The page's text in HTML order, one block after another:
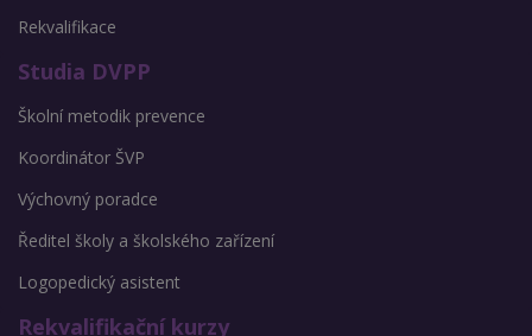
Rekvalifikace
Studia DVPP
Školní metodik prevence
Koordinátor ŠVP
Výchovný poradce
Ředitel školy a školského zařízení
Logopedický asistent
Rekvalifikační kurzy